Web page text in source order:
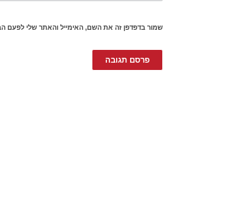
שמור בדפדפן זה את השם, האימייל והאתר שלי לפעם